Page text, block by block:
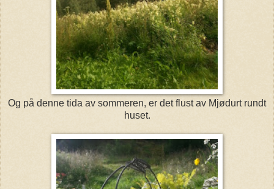
Og på denne tida av sommeren, er det flust av Mjødurt rundt
huset.